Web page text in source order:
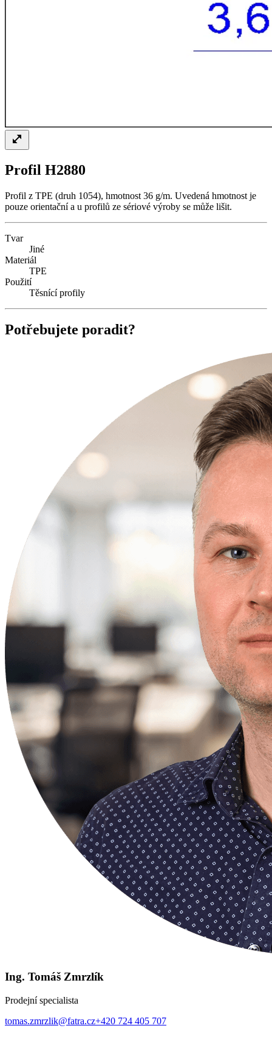
Profil H2880
Profil z TPE (druh 1054), hmotnost 36 g/m. Uvedená hmotnost je
pouze orientační a u profilů ze sériové výroby se může lišit.
Tvar
Jiné
Materiál
TPE
Použití
Těsnící profily
Potřebujete poradit?
Ing. Tomáš Zmrzlík
Prodejní specialista
tomas.zmrzlik@fatra.cz+420 724 405 707